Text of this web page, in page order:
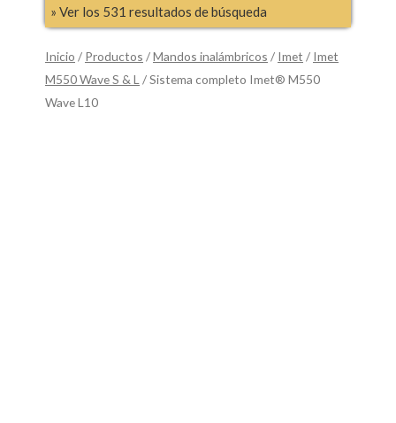
» Ver los 531 resultados de búsqueda
Inicio / Productos /Mandos inalámbricos / Imet / Imet
M550 Wave S & L / Sistema completo Imet® M550
Wave L10